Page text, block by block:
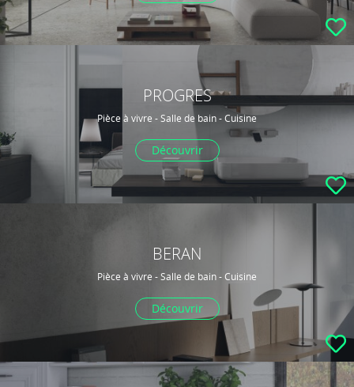
PROGRES
Pièce à vivre - Salle de bain - Cuisine
Découvrir
BERAN
Pièce à vivre - Salle de bain - Cuisine
Découvrir